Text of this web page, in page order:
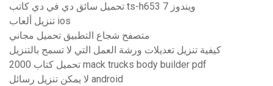
تحميل سائق دي في دي كاتب ts-h653 ويندوز 7
تنزيل ألعاب ios
متصفح شجاع التطبيق تحميل مجاني
كيفية تنزيل تعديلات ورشة العمل التي لا تسمح بالتنزيل
تحميل كتاب 2000 mack trucks body builder pdf
لا يمكن تنزيل رسائل android